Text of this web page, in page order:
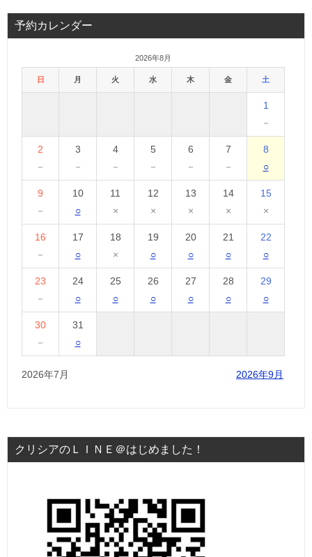
予約カレンダー
2026年8月
日 月 火 水 木 金 土
1
－
2
－
3
－
4
－
5
－
6
－
7
－
8
○
9
－
10
○
11
×
12
×
13
×
14
×
15
×
16
－
17
○
18
×
19
○
20
○
21
○
22
○
23
－
24
○
25
○
26
○
27
○
28
○
29
○
30
－
31
○
2026年7月 2026年9月
クリシアのＬＩＮＥ＠はじめました！